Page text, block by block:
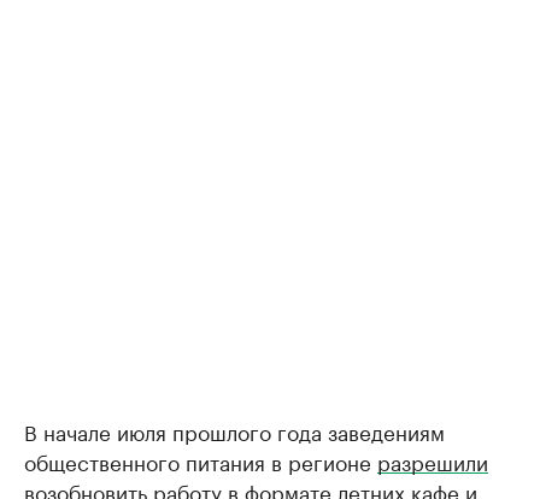
В начале июля прошлого года заведениям
общественного питания в регионе разрешили
возобновить работу в формате летних кафе и